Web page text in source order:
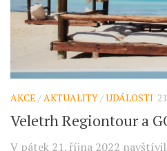
AKCE /AKTUALITY/UDÁLOSTI
Veletrh Regiontour a
V pátek 21. října 2022